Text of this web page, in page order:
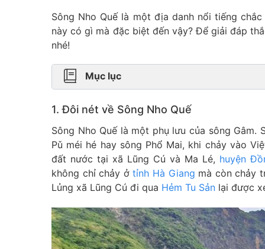
Sông Nho Quế là một địa danh nổi tiếng
này có gì mà đặc biệt đến vậy? Để giải đáp
nhé!
Mục lục
1. Đôi nét về Sông Nho Quế
Sông Nho Quế là một phụ lưu của sông
Pǔ méi hé hay sông Phổ Mai, khi chảy vào
đất nước tại xã Lũng Cú và Ma Lé, huyện
không chỉ chảy ởtỉnh Hà Giang mà còn chảy
Lủng xã Lũng Cú đi qua Hẻm Tu Sản lại được